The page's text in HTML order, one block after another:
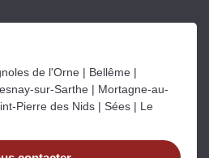
de l'Orne | Bellême |
sur-Sarthe | Mortagne-au-
Pierre des Nids | Sées | Le